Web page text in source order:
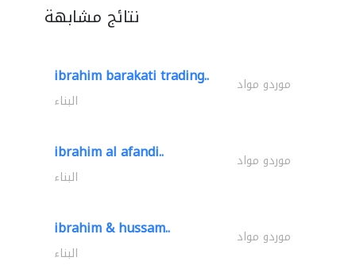
نتائج مشابهة
ibrahim barakati trading.. موردو مواد
البناء
ibrahim al afandi.. موردو مواد
البناء
ibrahim & hussam.. موردو مواد
البناء